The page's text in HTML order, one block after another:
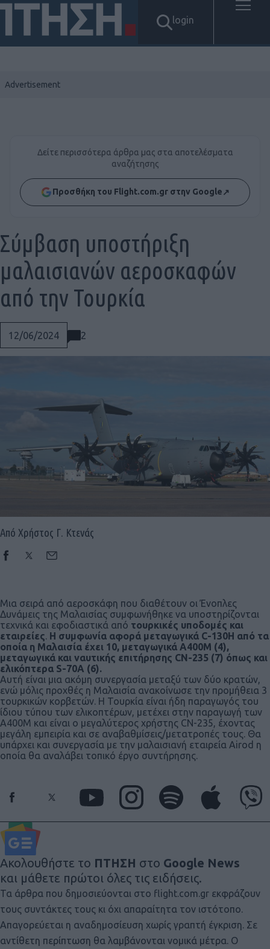
login
Social
Δείτε περισσότερα άρθρα μας στα αποτελέσματα
αναζήτησης
Προσθήκη του Flight.com.gr στην Google↗
12/06/2024 2
Σύμβαση υποστήριξη
μαλαισιανών αεροσκαφών
από την Τουρκία
Από Χρήστος Γ. Κτενάς
Μια σειρά από αεροσκάφη που διαθέτουν οι Ένοπλες
Δυνάμεις της Μαλαισίας συμφωνήθηκε να υποστηρίζονται
τεχνικά και εφοδιαστικά από τουρκικές υποδομές και
εταιρείες. Η συμφωνία αφορά μεταγωγικά C-130Η από τα
οποία η Μαλαισία έχει 10, μεταγωγικά A400M (4),
μεταγωγικά και ναυτικής επιτήρησης CN-235 (7) όπως και
ελικόπτερα S-70A (6).
Αυτή είναι μια ακόμη συνεργασία μεταξύ των δύο κρατών,
ενώ μόλις προχθές η Μαλαισία ανακοίνωσε την προμήθεια 3
τουρκικών κορβετών. Η Τουρκία είναι ήδη παραγωγός τoυ
ίδιου τύπου των ελικοπτέρων, μετέχει στην παραγωγή των
A400M και είναι ο μεγαλύτερος χρήστης CN-235, έχοντας
μεγάλη εμπειρία και σε αναβαθμίσεις/μετατροπές τους. Θα
υπάρχει και συνεργασία με την μαλαισιανή εταιρεία Airod η
οποία θα αναλάβει τοπικό έργο συντήρησης.
Ακολουθήστε το ΠΤΗΣΗ στο Google News
και μάθετε πρώτοι όλες τις ειδήσεις.
Τα άρθρα που δημοσιεύονται στο flight.com.gr εκφράζουν
τους συντάκτες τους κι όχι απαραίτητα τον ιστότοπο.
Απαγορεύεται η αναδημοσίευση χωρίς γραπτή έγκριση. Σε
αντίθετη περίπτωση θα λαμβάνονται νομικά μέτρα. Ο